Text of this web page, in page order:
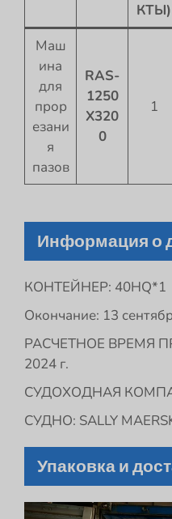
КТЫ)
Маш
ина
для
прор
езани
я
пазов
RAS-
1250
X320
0
1
Информация о
КОНТЕЙНЕР: 40HQ*1
Окончание: 13
РАСЧЕТНОЕ ВРЕМЯ
2024 г.
СУДОХОДНАЯ
СУДНО: SALLY
Упаковка и